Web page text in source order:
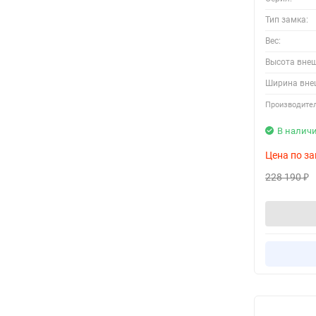
Тип замка:
Вес:
Высота
Ширина
В
Цена по
228 190₽